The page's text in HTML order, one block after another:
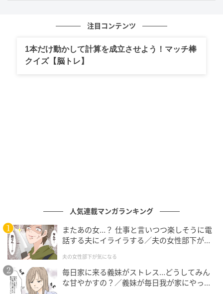
注目コンテンツ
1本だけ動かして計算を成立させよう！マッチ棒
クイズ【脳トレ】
人気連載マンガランキング
またあの女…？ 仕事と言いつつ楽しそうに電
話する夫にイライラする／夫の女性部下が気
夫の女性部下が気になる
毎日家に来る義妹がストレス…どうしてみん
な甘やかすの？／義妹が毎日我が家にやって